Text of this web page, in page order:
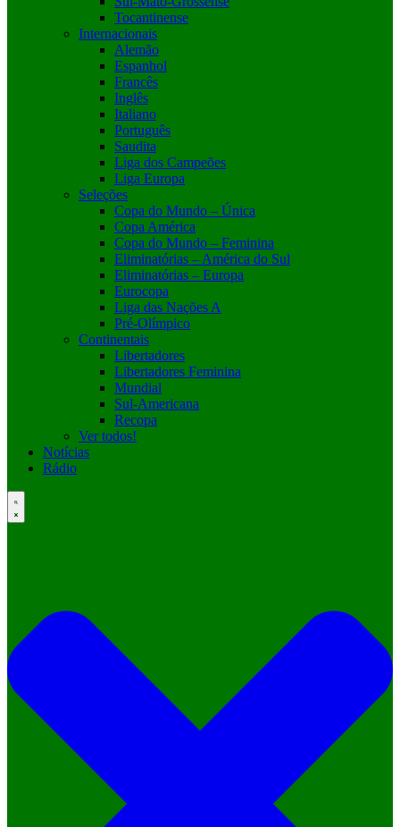
Tocantinense
Internacionais
Alemão
Espanhol
Francês
Inglês
Italiano
Português
Saudita
Liga dos Campeões
Liga Europa
Seleções
Copa do Mundo – Única
Copa América
Copa do Mundo – Feminina
Eliminatórias – América do Sul
Eliminatórias – Europa
Eurocopa
Liga das Nações A
Pré-Olímpico
Continentais
Libertadores
Libertadores Feminina
Mundial
Sul-Americana
Recopa
Ver todos!
Notícias
Rádio